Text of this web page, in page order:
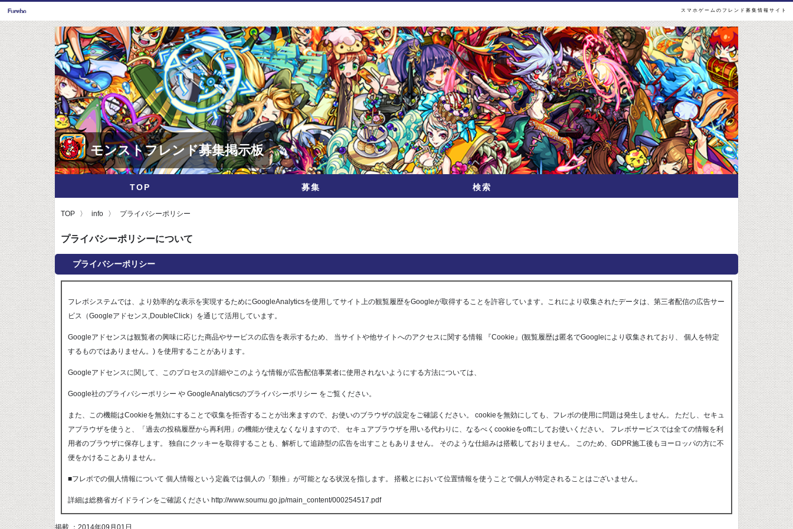
スマホゲームのフレンド募集情報サイト
モンストフレンド募集掲示板
TOP 募集 検索
TOP info プライバシーポリシー
プライバシーポリシーについて
プライバシーポリシー
フレボシステムでは、より効率的な表示を実現するためにGoogleAnalyticsを使用してサイト上の観覧履歴をGoogleが取得することを許容しています。これにより収集されたデータは、第三者配信の広告サー
ビス（Googleアドセンス,DoubleClick）を通じて活用しています。
Googleアドセンスは観覧者の興味に応じた商品やサービスの広告を表示するため、 当サイトや他サイトへのアクセスに関する情報 『Cookie』(観覧履歴は匿名でGoogleにより収集されており、 個人を特定
するものではありません。) を使用することがあります。
Googleアドセンスに関して、このプロセスの詳細やこのような情報が広告配信事業者に使用されないようにする方法については、
Google社のプライバシーポリシー や GoogleAnalyticsのプライバシーポリシー をご覧ください。
また、この機能はCookieを無効にすることで収集を拒否することが出来ますので、お使いのブラウザの設定をご確認ください。 cookieを無効にしても、フレボの使用に問題は発生しません。 ただし、セキュ
アブラウザを使うと、「過去の投稿履歴から再利用」の機能が使えなくなりますので、 セキュアブラウザを用いる代わりに、なるべくcookieをoffにしてお使いください。 フレボサービスでは全ての情報を利
用者のブラウザに保存します。 独自にクッキーを取得することも、解析して追跡型の広告を出すこともありません。 そのような仕組みは搭載しておりません。 このため、GDPR施工後もヨーロッパの方に不
便をかけることありません。
■フレボでの個人情報について 個人情報という定義では個人の「類推」が可能となる状況を指します。 搭載とにおいて位置情報を使うことで個人が特定されることはございません。
詳細は総務省ガイドラインをご確認ください http://www.soumu.go.jp/main_content/000254517.pdf
掲載 ：2014年09月01日